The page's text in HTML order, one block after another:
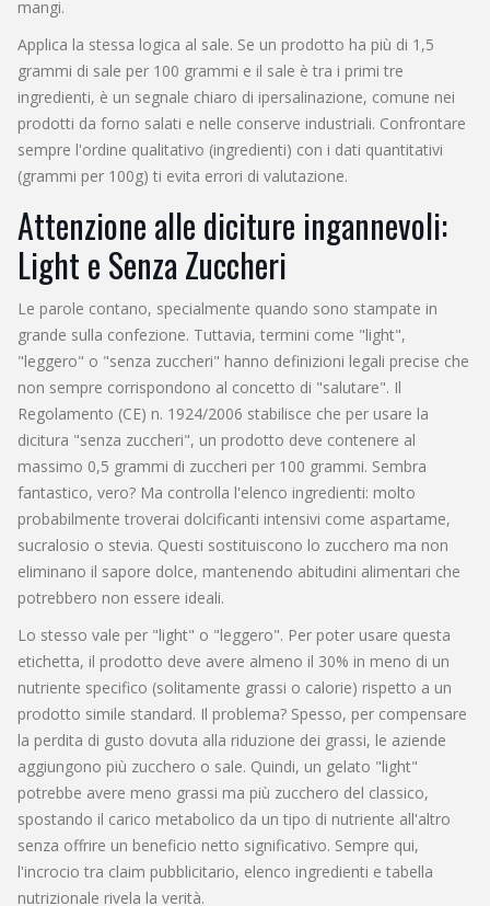
mangi.
Applica la stessa logica al sale. Se un prodotto ha più di 1,5
grammi di sale per 100 grammi e il sale è tra i primi tre
ingredienti, è un segnale chiaro di ipersalinazione, comune nei
prodotti da forno salati e nelle conserve industriali. Confrontare
sempre l'ordine qualitativo (ingredienti) con i dati quantitativi
(grammi per 100g) ti evita errori di valutazione.
Attenzione alle diciture ingannevoli:
Light e Senza Zuccheri
Le parole contano, specialmente quando sono stampate in
grande sulla confezione. Tuttavia, termini come "light",
"leggero" o "senza zuccheri" hanno definizioni legali precise che
non sempre corrispondono al concetto di "salutare". Il
Regolamento (CE) n. 1924/2006 stabilisce che per usare la
dicitura "senza zuccheri", un prodotto deve contenere al
massimo 0,5 grammi di zuccheri per 100 grammi. Sembra
fantastico, vero? Ma controlla l'elenco ingredienti: molto
probabilmente troverai dolcificanti intensivi come aspartame,
sucralosio o stevia. Questi sostituiscono lo zucchero ma non
eliminano il sapore dolce, mantenendo abitudini alimentari che
potrebbero non essere ideali.
Lo stesso vale per "light" o "leggero". Per poter usare questa
etichetta, il prodotto deve avere almeno il 30% in meno di un
nutriente specifico (solitamente grassi o calorie) rispetto a un
prodotto simile standard. Il problema? Spesso, per compensare
la perdita di gusto dovuta alla riduzione dei grassi, le aziende
aggiungono più zucchero o sale. Quindi, un gelato "light"
potrebbe avere meno grassi ma più zucchero del classico,
spostando il carico metabolico da un tipo di nutriente all'altro
senza offrire un beneficio netto significativo. Sempre qui,
l'incrocio tra claim pubblicitario, elenco ingredienti e tabella
nutrizionale rivela la verità.